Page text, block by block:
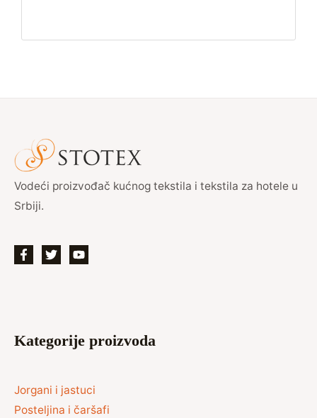
Vodeći proizvođač kućnog tekstila i tekstila za hotele u
Srbiji.
Kategorije proizvoda
Jorgani i jastuci
Posteljina i čaršafi